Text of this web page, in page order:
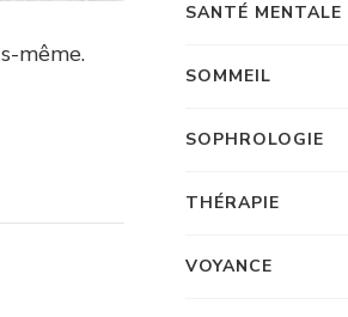
même.
SANTÉ MENTALE
SOMMEIL
SOPHROLOGIE
THÉRAPIE
VOYANCE